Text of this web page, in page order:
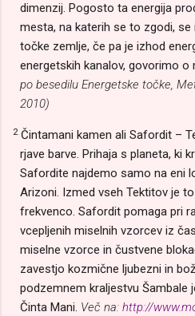
dimenzij. Pogosto ta energija
mesta, na katerih se to zgodi, se
točke zemlje, če pa je izhod
ener­getskih kanalov, govorimo
po besedilu Energetske točke,
2010)
2Čintamani kamen ali Safordit –
rjave barve. Prihaja s planeta, ki
Safordite najdemo samo na eni
Arizoni. Izmed vseh Tektitov je
frekvenco. Safordit pomaga pri
vcepljenih miselnih vzorcev iz
miselne vzorce in čustvene
zavestjo kozmične ljubezni in
podzemnem kraljestvu Šambale
Činta Mani. Več na:http://